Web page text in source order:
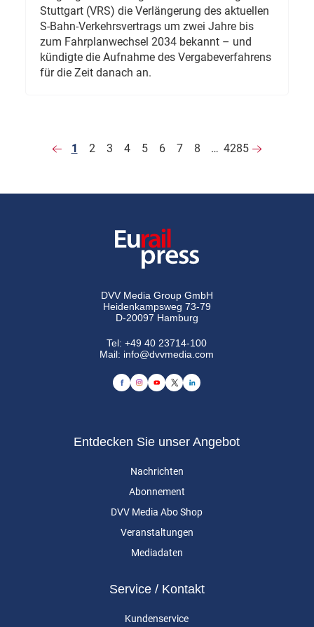
Stuttgart (VRS) die Verlängerung des aktuellen
S-Bahn-Verkehrsvertrags um zwei Jahre bis
zum Fahrplanwechsel 2034 bekannt – und
kündigte die Aufnahme des Vergabeverfahrens
für die Zeit danach an.
1 2 3 4 5 6 7 8 … 4285
DVV Media Group GmbH
Heidenkampsweg 73-79
D-20097 Hamburg
Tel:+49 40 23714-100
Mail: info@dvvmedia.com
Entdecken Sie unser Angebot
Nachrichten
Abonnement
DVV Media Abo Shop
Veranstaltungen
Mediadaten
Service / Kontakt
Kundenservice